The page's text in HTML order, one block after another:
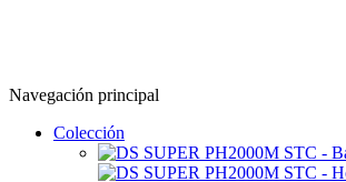
Navegación principal
Colección